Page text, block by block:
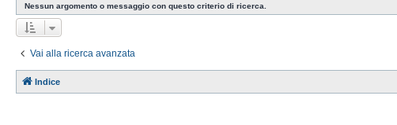
Nessun argomento o messaggio con questo criterio di ricerca.
Vai alla ricerca avanzata
Indice